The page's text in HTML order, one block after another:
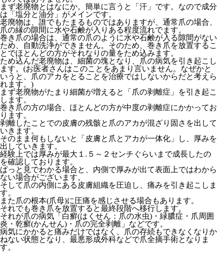
まず老廃物とはなにか。簡単に言うと「汗」です。なので成分
は「塩分と油分」がメインです。
老廃物は、誰でもたまるものではありますが、通常爪の場合、
爪の縁の隙間に水や石鹸が入りある程度流れでます。
巻き爪の場合は、通常の爪のように水や石鹸が入る隙間がない
ため、自動洗浄ができません。そのため、巻き爪を放置するこ
とでほとんどの方がそれなりの量をため込みます。
ため込んだ老廃物は、細菌の塊となり、爪の病気を引き起こし
ます。(お医者さんはこのことをあまり言いません。なぜかと
いうと、爪のアカをとることを治療ではしないからだと考えら
れます。)
まず老廃物がたまり細菌が増えると「爪の剥離症」を引き起こ
します。
巻き爪の方の場合、ほとんどの方が中度の剥離症にかかってお
ります。
剥離したことでの皮膚の残骸と爪のアカが混ざり固さを出して
いきます。
そのまま何もしないと「皮膚と爪とアカが一体化」し、厚みを
出していきます。
経験上では厚みが最大１.５～２センチぐらいまで成長したの
を確認しております。
ぱっと見でわかる場合と、内側で厚みが出て表面上ではわから
ない場合がございます。
そして爪の内側にある皮膚組織を圧迫し、痛みを引き起こしま
す。
また爪の根本(爪母)に圧痛を感じさせる場合もあります。
それでも巻き爪を放置すると最終段階へ移行します。
それが爪の病気「白癬(はくせん：爪の水虫)・緑膿症・爪周囲
炎・乾癬(かんせん)・爪の完全剥離」などです。
病気にかかると痛みだけではなく、爪の存続もできなくなりか
ねない状態となり、最悪形成外科などで爪全摘手術となりま
す。